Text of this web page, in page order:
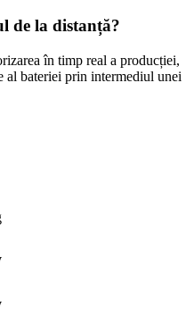
de la distanță?
în timp real a producției,
al bateriei prin intermediul unei